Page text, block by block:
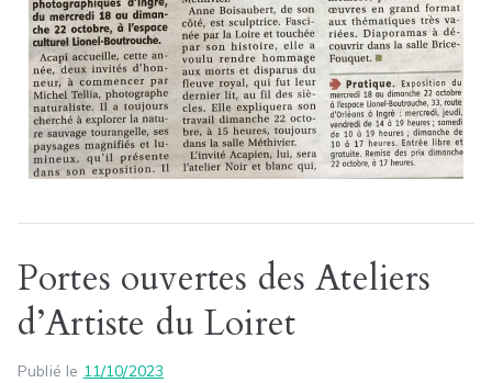
Portes ouvertes des Ateliers
d’Artiste du Loiret
Publié le 11/10/2023